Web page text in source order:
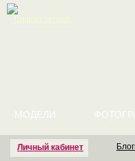
Личный кабинет
МОДЕЛИ